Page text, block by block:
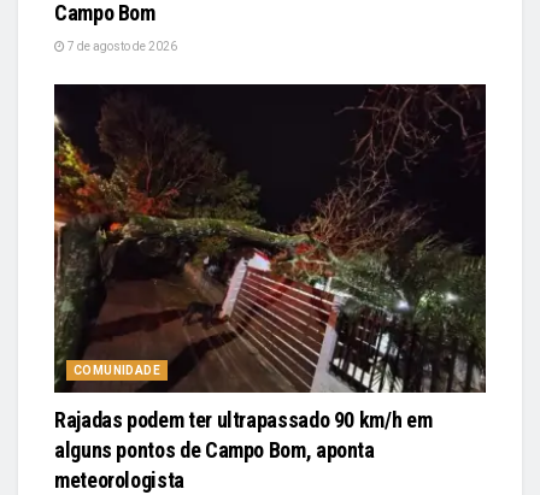
Campo Bom
7 de agosto de 2026
COMUNIDADE
Rajadas podem ter ultrapassado 90 km/h em
alguns pontos de Campo Bom, aponta
meteorologista